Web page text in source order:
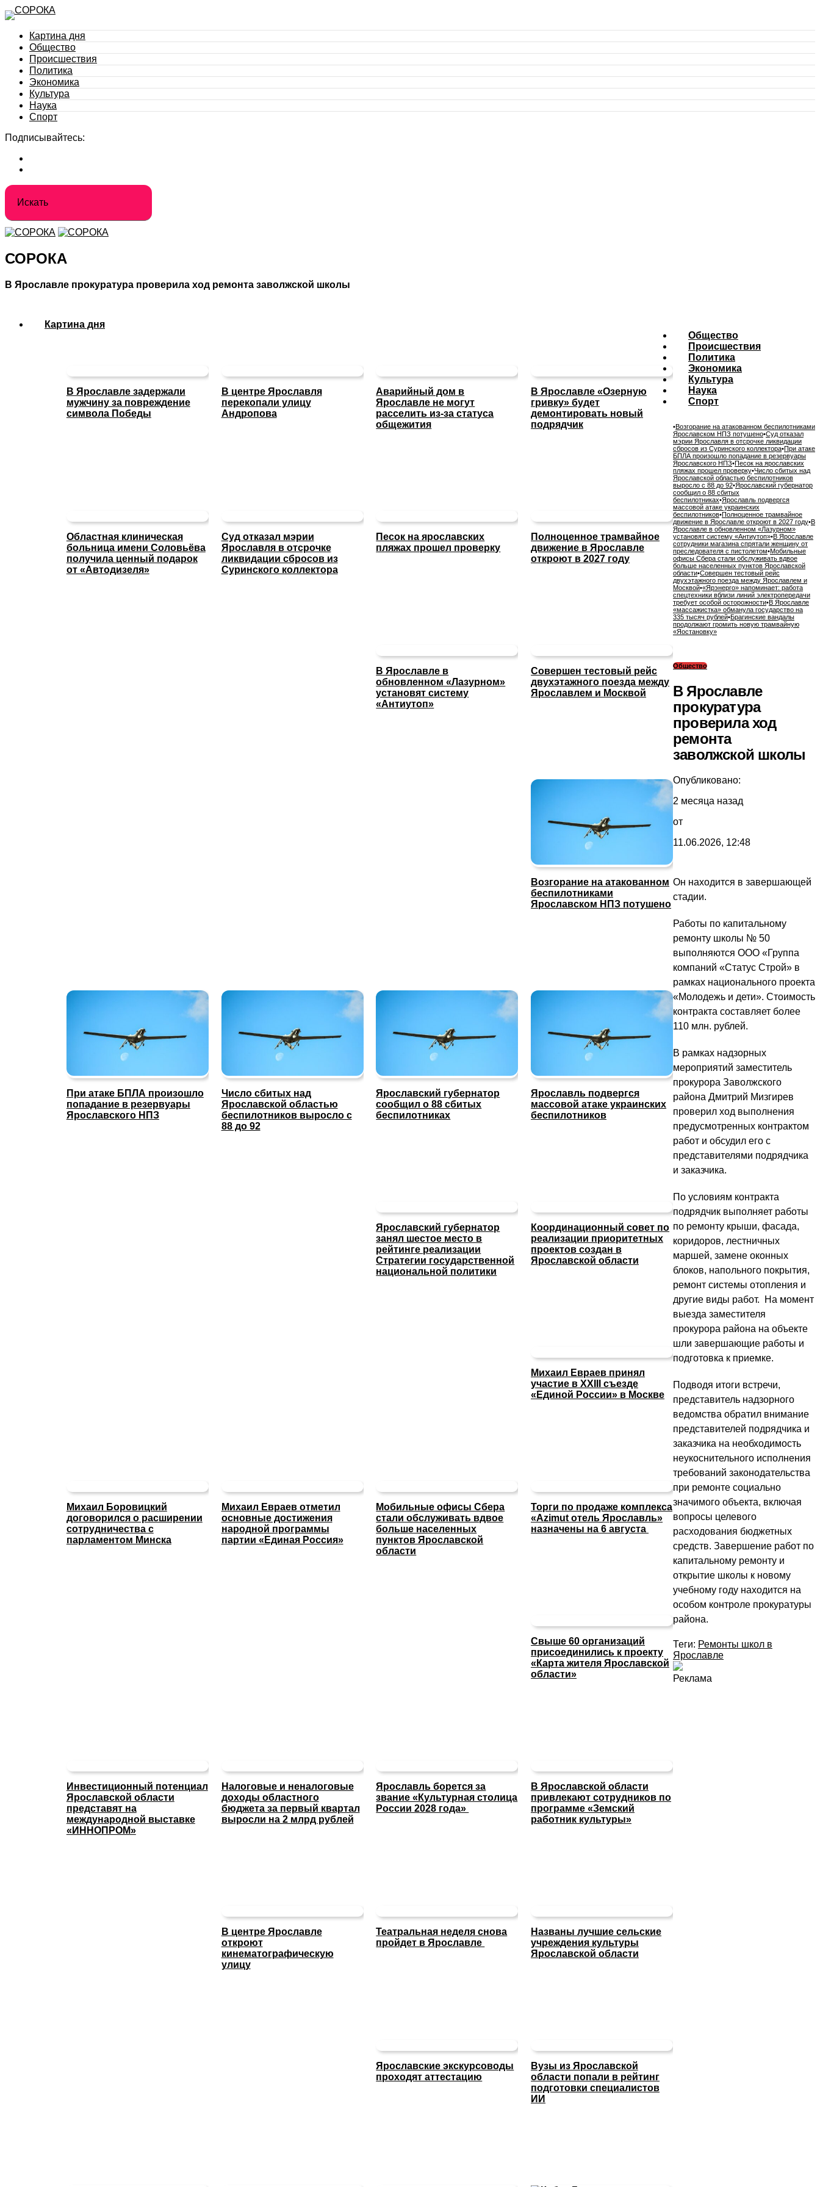
Картина дня
Общество
Происшествия
Политика
Экономика
Культура
Наука
Спорт
Подписывайтесь:
СОРОКА
В Ярославле прокуратура проверила ход ремонта заволжской школы
Картина дня
В Ярославле задержали
мужчину за повреждение
символа Победы
В центре Ярославля
перекопали улицу
Андропова
Аварийный дом в
Ярославле не могут
расселить из-за статуса
общежития
В Ярославле «Озерную
гривку» будет
демонтировать новый
подрядчик
Областная клиническая
больница имени Соловьёва
получила ценный подарок
от «Автодизеля»
Общество
Суд отказал мэрии
Ярославля в отсрочке
ликвидации сбросов из
Суринского коллектора
Песок на ярославских
пляжах прошел проверку
Полноценное трамвайное
движение в Ярославле
откроют в 2027 году
В Ярославле в
обновленном «Лазурном»
установят систему
«Антиутоп»
Совершен тестовый рейс
двухэтажного поезда между
Ярославлем и Москвой
Происшествия
Возгорание на атакованном
беспилотниками
Ярославском НПЗ потушено
При атаке БПЛА произошло
попадание в резервуары
Ярославского НПЗ
Число сбитых над
Ярославской областью
беспилотников выросло с
88 до 92
Ярославский губернатор
сообщил о 88 сбитых
беспилотниках
Ярославль подвергся
массовой атаке украинских
беспилотников
Политика
Ярославский губернатор
занял шестое место в
рейтинге реализации
Стратегии государственной
национальной политики
Координационный совет по
реализации приоритетных
проектов создан в
Ярославской области
Михаил Евраев принял
участие в XXIII съезде
«Единой России» в Москве
Михаил Боровицкий
договорился о расширении
сотрудничества с
парламентом Минска
Михаил Евраев отметил
основные достижения
народной программы
партии «Единая Россия»
Экономика
Мобильные офисы Сбера
стали обслуживать вдвое
больше населенных
пунктов Ярославской
области
Торги по продаже комплекса
«Azimut отель Ярославль»
назначены на 6 августа
Свыше 60 организаций
присоединились к проекту
«Карта жителя Ярославской
области»
Инвестиционный потенциал
Ярославской области
представят на
международной выставке
«ИННОПРОМ»
Налоговые и неналоговые
доходы областного
бюджета за первый квартал
выросли на 2 млрд рублей
Культура
Ярославль борется за
звание «Культурная столица
России 2028 года»
В Ярославской области
привлекают сотрудников по
программе «Земский
работник культуры»
В центре Ярославле
откроют
кинематографическую
улицу
Театральная неделя снова
пройдет в Ярославле
Названы лучшие сельские
учреждения культуры
Ярославской области
Наука
Ярославские экскурсоводы
проходят аттестацию
Вузы из Ярославской
области попали в рейтинг
подготовки специалистов
ИИ
Спорт
•Возгорание на атакованном беспилотниками
Ярославском НПЗ потушено•Суд отказал
мэрии Ярославля в отсрочке ликвидации
сбросов из Суринского коллектора•При атаке
БПЛА произошло попадание в резервуары
Ярославского НПЗ•Песок на ярославских
пляжах прошел проверку•Число сбитых над
Ярославской областью беспилотников
выросло с 88 до 92•Ярославский губернатор
сообщил о 88 сбитых
беспилотниках•Ярославль подвергся
массовой атаке украинских
беспилотников•Полноценное трамвайное
движение в Ярославле откроют в 2027 году•В
Ярославле в обновленном «Лазурном»
установят систему «Антиутоп»•В Ярославле
сотрудники магазина спрятали женщину от
преследователя с пистолетом•Мобильные
офисы Сбера стали обслуживать вдвое
больше населенных пунктов Ярославской
области•Совершен тестовый рейс
двухэтажного поезда между Ярославлем и
Москвой•«Ярэнерго» напоминает: работа
спецтехники вблизи линий электропередачи
требует особой осторожности•В Ярославле
«массажистка» обманула государство на
335 тысяч рублей•Брагинские вандалы
продолжают громить новую трамвайную
«Яостановку»
Общество
В Ярославле
прокуратура
проверила ход
ремонта
заволжской школы
Опубликовано:
2 месяца назад
от
11.06.2026, 12:48
Он находится в завершающей
стадии.
Работы по капитальному
ремонту школы № 50
выполняются ООО «Группа
компаний «Статус Строй» в
рамках национального проекта
«Молодежь и дети». Стоимость
контракта составляет более
110 млн. рублей.
В рамках надзорных
мероприятий заместитель
прокурора Заволжского
района Дмитрий Мизгирев
проверил ход выполнения
предусмотренных контрактом
работ и обсудил его с
представителями подрядчика
и заказчика.
По условиям контракта
подрядчик выполняет работы
по ремонту крыши, фасада,
коридоров, лестничных
маршей, замене оконных
блоков, напольного покрытия,
ремонт системы отопления и
другие виды работ. На момент
выезда заместителя
прокурора района на объекте
шли завершающие работы и
подготовка к приемке.
Подводя итоги встречи,
представитель надзорного
ведомства обратил внимание
представителей подрядчика и
заказчика на необходимость
неукоснительного исполнения
требований законодательства
при ремонте социально
значимого объекта, включая
вопросы целевого
расходования бюджетных
средств. Завершение работ по
капитальному ремонту и
открытие школы к новому
учебному году находится на
особом контроле прокуратуры
района.
Теги: Ремонты школ в
Ярославле
Реклама